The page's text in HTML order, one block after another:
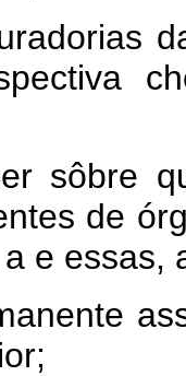
sôbre
de
e essas,